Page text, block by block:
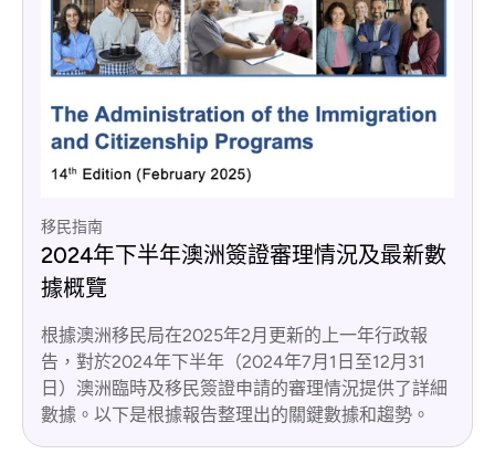
移民指南
2024年下半年澳洲簽證審理情況及最新數
據概覽
根據澳洲移民局在2025年2月更新的上一年行政報
告，對於2024年下半年（2024年7月1日至12月31
日）澳洲臨時及移民簽證申請的審理情況提供了詳細
數據。以下是根據報告整理出的關鍵數據和趨勢。